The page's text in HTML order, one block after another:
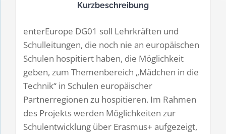
Kurzbeschreibung
enterEurope DG01 soll Lehrkräften und
Schulleitungen, die noch nie an europäischen
Schulen hospitiert haben, die Möglichkeit
geben, zum Themenbereich „Mädchen in die
Technik“ in Schulen europäischer
Partnerregionen zu hospitieren. Im Rahmen
des Projekts werden Möglichkeiten zur
Schulentwicklung über Erasmus+ aufgezeigt,